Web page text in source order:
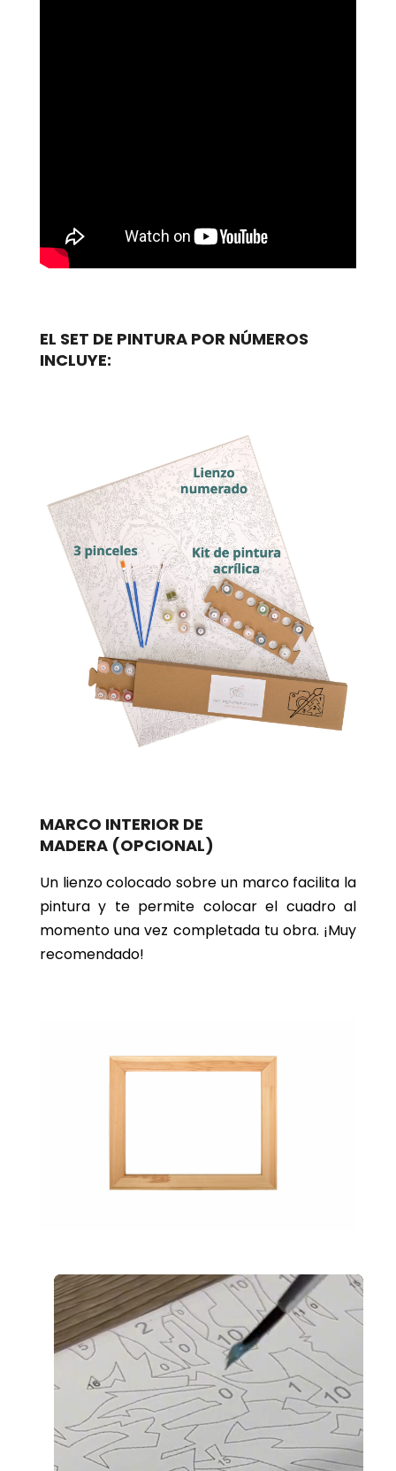
EL SET DE PINTURA POR NÚMEROS
INCLUYE:
MARCO INTERIOR DE
MADERA (OPCIONAL)
Un lienzo colocado sobre un marco facilita la
pintura y te permite colocar el cuadro al
momento una vez completada tu obra. ¡Muy
recomendado!